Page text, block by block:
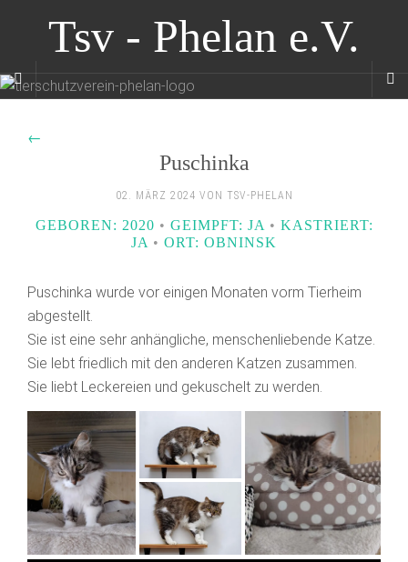
Tsv - Phelan e.V.
←
Puschinka
02. MÄRZ 2024 VON TSV-PHELAN
GEBOREN: 2020 • GEIMPFT: JA • KASTRIERT:
JA • ORT: OBNINSK
Puschinka wurde vor einigen Monaten vorm Tierheim
abgestellt.
Sie ist eine sehr anhängliche, menschenliebende Katze.
Sie lebt friedlich mit den anderen Katzen zusammen.
Sie liebt Leckereien und gekuschelt zu werden.